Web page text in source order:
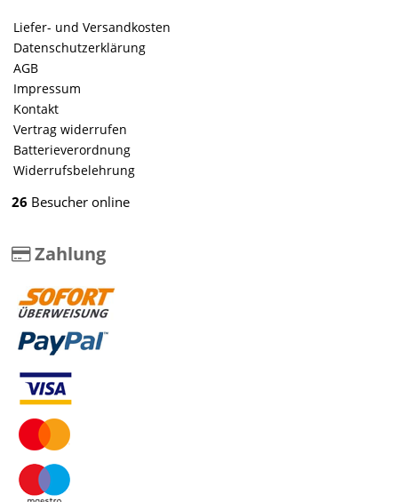
Liefer- und Versandkosten
Datenschutzerklärung
AGB
Impressum
Kontakt
Vertrag widerrufen
Batterieverordnung
Widerrufsbelehrung
26 Besucher online
Zahlung